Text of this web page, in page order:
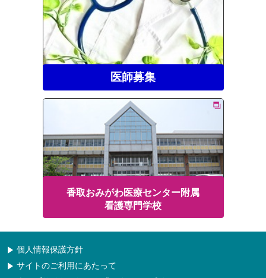
医師募集
香取おみがわ医療センター附属
看護専門学校
個人情報保護方針
サイトのご利用にあたって